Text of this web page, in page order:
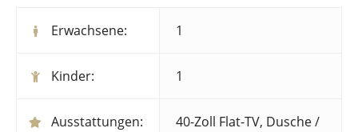
Erwachsene: 1
Kinder: 1
Ausstattungen: 40-Zoll Flat-TV, Dusche /